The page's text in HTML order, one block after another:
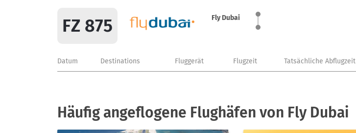
FZ 875 Fly Dubai
Datum Destinations Fluggerät Flugzeit Tatsächliche Abflugzeit
Häufig angeflogene Flughäfen von Fly Dubai